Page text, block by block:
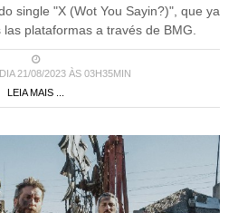
single "X (Wot You Sayin?)", que ya
plataformas a través de BMG.
21/08/2023 ÀS 03H35MIN
LEIA MAIS ...